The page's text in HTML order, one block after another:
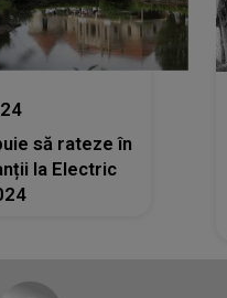
să rateze în
la Electric